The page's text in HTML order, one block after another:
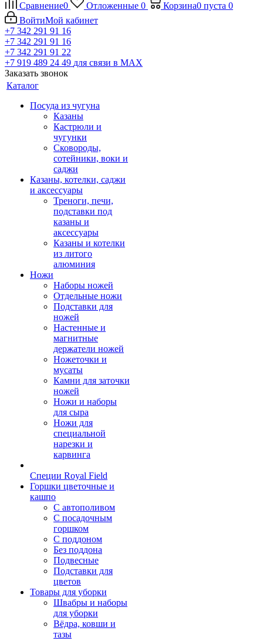
Сравнение0 Отложенные 0 Корзина0 пуста 0
ВойтиМой кабинет
+7 342 291 91 16
+7 342 291 91 16
+7 342 291 91 22
+7 919 489 24 49 для связи в МАХ
Заказать звонок
Каталог
Посуда из чугуна
Казаны
Кастрюли и
чугунки
Сковороды,
сотейники, воки и
саджи
Казаны, котелки, саджи
и аксессуары
Треноги, печи,
подставки под
казаны и
аксессуары
Казаны и котелки
из литого
алюминия
Ножи
Наборы ножей
Отдельные ножи
Подставки для
ножей
Настенные и
магнитные
держатели ножей
Ножеточки и
мусаты
Камни для заточки
ножей
Ножи и наборы
для сыра
Ножи для
специальной
нарезки и
карвинга
Специи Royal Field
Горшки цветочные и
кашпо
С автополивом
С посадочным
горшком
С поддоном
Без поддона
Подвесные
Подставки для
цветов
Товары для уборки
Швабры и наборы
для уборки
Вёдра, ковши и
тазы